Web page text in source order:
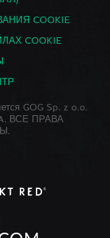
COOKIE
COOKIE
GOG Sp. z o.o.
ВСЕ ПРАВА